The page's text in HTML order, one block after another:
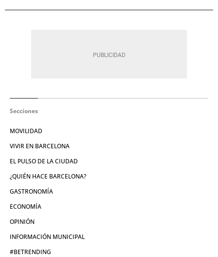
Secciones
MOVILIDAD
VIVIR EN BARCELONA
EL PULSO DE LA CIUDAD
¿QUIÉN HACE BARCELONA?
GASTRONOMÍA
ECONOMÍA
OPINIÓN
INFORMACIÓN MUNICIPAL
#BETRENDING